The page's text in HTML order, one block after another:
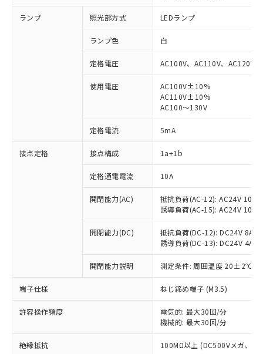
ランプ 照光部方式 LEDランプ
ランプ色 白
定格電圧 AC100V、AC110V、AC120V
使用電圧
AC100V±10%
AC110V±10%
AC100～130V
定格電流 5mA
接点定格 接点構成 1a+1b
定格通電電流 10A
開閉能力(AC)
抵抗負荷(AC-12): AC24V 10A/
誘導負荷(AC-15): AC24V
開閉能力(DC)
抵抗負荷(DC-12): DC24V 8A/
誘導負荷(DC-13): DC24V 4A/
開閉能力説明 測定条件: 周囲温度 20±2℃、
端子仕様 ねじ締め端子 (M3.5)
許容操作頻度
電気的: 最大30回/分
機械的: 最大30回/分
絶縁抵抗 100MΩ以上 (DC500Vメガ、点
ご利用条件
以下の条件をお読みいただき、同意のうえ
本サービスは、当社制御機器事業取扱
商品の当社在庫状況および標準価格
(税抜)を提供させていただくもので
当社制御機器事業取扱商品の中には、
※1 対応状況
対応済み：EU RoHS指令（10物質）の
対応予定：EU RoHS指令（10物質）の非含
有に対応した製品に切り替える予定のある
対応予定なし：EU RoHS指令（10物質）の
非含有に非対応の商品で、対応品を出す予
調査・確認中：EU RoHS指令（10物質）の
非含有の対応状況を調査中または確認中の
商品です。
非該当品：ライセンス料など無形物で、有
害物質有無と関係のない商品です。
「○」：最大均質材料含有率が中国RoHSの
「×」：最大均質材料含有率が中国RoHSの